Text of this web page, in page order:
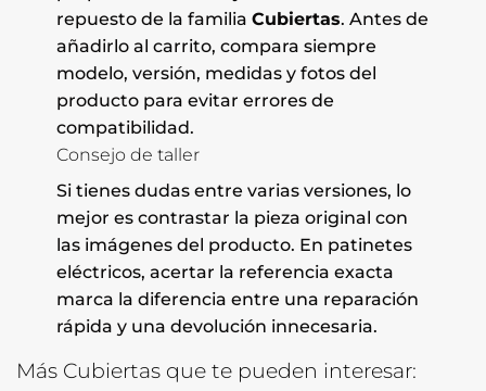
repuesto de la familia Cubiertas. Antes de
añadirlo al carrito, compara siempre
modelo, versión, medidas y fotos del
producto para evitar errores de
compatibilidad.
Consejo de taller
Si tienes dudas entre varias versiones, lo
mejor es contrastar la pieza original con
las imágenes del producto. En patinetes
eléctricos, acertar la referencia exacta
marca la diferencia entre una reparación
rápida y una devolución innecesaria.
Más Cubiertas que te pueden interesar: